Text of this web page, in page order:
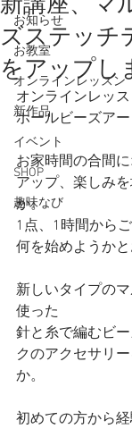
お知らせ
お教室
オンラインレッスン
新作品
イベント
SHOP
趣味なび
新講座、マ
ズステッチ
をアップし
オンラインレッ
ホールビーズア
お家時間の合間
アップ、楽しみ
か。
1点、1時間から
何を始めようか
新しいタイプの
使った
針と糸で編むビ
クのアクセサリ
か。
初めての方から